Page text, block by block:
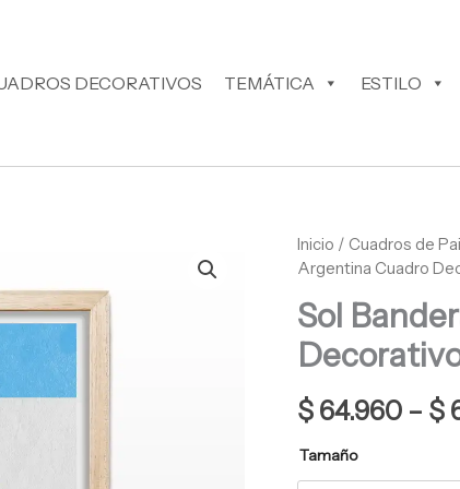
DECORATIVOS TEMÁTICA ESTILO
Inicio / Cuadros de
Argentina Cuadro
Sol
$ 64.960 – $
Tamaño
Sol
Bandera
Cuadro
Decorativo
cantidad